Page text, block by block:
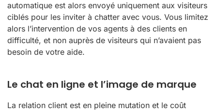
automatique est alors envoyé uniquement aux visiteurs
ciblés pour les inviter à chatter avec vous. Vous limitez
alors l’intervention de vos agents à des clients en
difficulté, et non auprès de visiteurs qui n’avaient pas
besoin de votre aide.
Le chat en ligne et l’image de marque
La relation client est en pleine mutation et le coût